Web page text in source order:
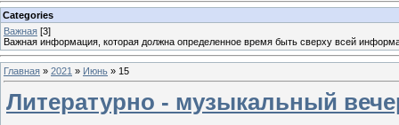
Categories
Важная [3]
Важная информация, которая должна определенное время быть сверху всей
Главная » 2021 » Июнь » 15
Литературно - музыкальный